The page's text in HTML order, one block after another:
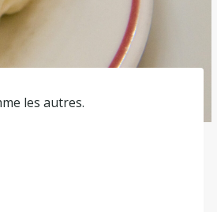
les autres.